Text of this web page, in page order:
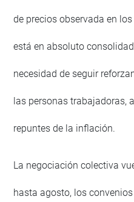
de precios observada en
está en absoluto
necesidad de seguir
las personas trabajadoras,
repuntes de la inflación.
La negociación colectiva
hasta agosto, los